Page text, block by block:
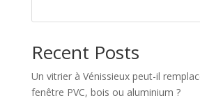
Recent Posts
Un vitrier à Vénissieux peut-il
fenêtre PVC, bois ou aluminium ?